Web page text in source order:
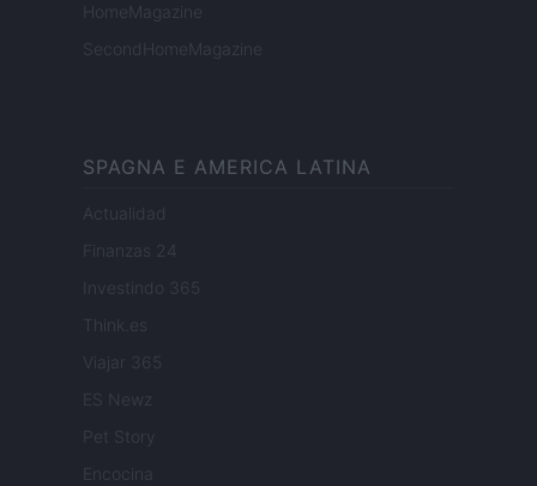
HomeMagazine
SecondHomeMagazine
SPAGNA E AMERICA LATINA
Actualidad
Finanzas 24
Investindo 365
Think.es
Viajar 365
ES Newz
Pet Story
Encocina